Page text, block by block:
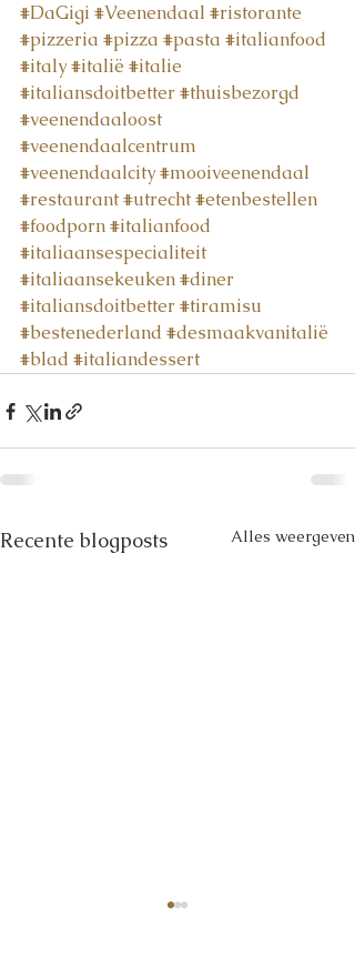
#DaGigi #Veenendaal #ristorante
#pizzeria #pizza #pasta #italianfood
#italy#italië #italie
#italiansdoitbetter #thuisbezorgd
#veenendaaloost
#veenendaalcentrum
#veenendaalcity#mooiveenendaal
#restaurant#utrecht#etenbestellen
#foodporn#italianfood
#italiaansespecialiteit
#italiaansekeuken#diner
#italiansdoitbetter #tiramisu
#bestenederland #desmaakvanitalië
#blad #italiandessert
Recente blogposts Alles weergeven